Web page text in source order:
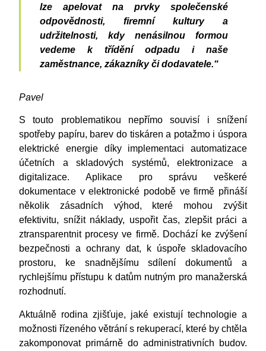
lze apelovat na prvky společenské
odpovědnosti, firemní kultury a
udržitelnosti, kdy nenásilnou formou
vedeme k třídění odpadu i naše
zaměstnance, zákazníky či dodavatele.“
Pavel
S touto problematikou nepřímo souvisí i snížení
spotřeby papíru, barev do tiskáren a potažmo i úspora
elektrické energie díky implementaci automatizace
účetních a skladových systémů, elektronizace a
digitalizace. Aplikace pro správu veškeré
dokumentace v elektronické podobě ve firmě přináší
několik zásadních výhod, které mohou zvýšit
efektivitu, snížit náklady, uspořit čas, zlepšit práci a
ztransparentnit procesy ve firmě. Dochází ke zvýšení
bezpečnosti a ochrany dat, k úspoře skladovacího
prostoru, ke snadnějšímu sdílení dokumentů a
rychlejšímu přístupu k datům nutným pro manažerská
rozhodnutí.
Aktuálně rodina zjišťuje, jaké existují technologie a
možnosti řízeného větrání s rekuperací, které by chtěla
zakomponovat primárně do administrativních budov.